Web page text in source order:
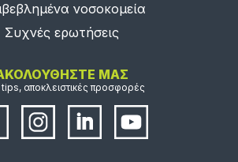
νοσοκομεία
Συχνές ερωτήσεις
ΜΑΣ
αποκλειστικές προσφορές